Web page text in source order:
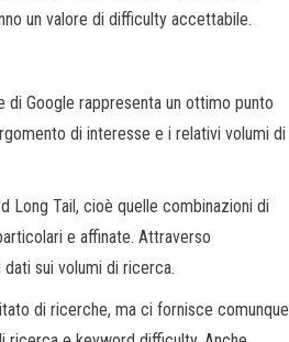
un valore di difficulty accettabile.
Google rappresenta un ottimo punto
di interesse e i relativi volumi di
Tail, cioè quelle combinazioni di
e affinate. Attraverso
sui volumi di ricerca.
di ricerche, ma ci fornisce comunque